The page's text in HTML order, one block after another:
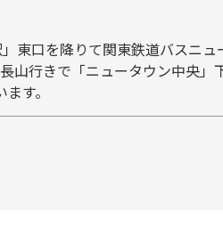
東口を降りて関東鉄道バスニュ
山行きで「ニュータウン中央」
す。